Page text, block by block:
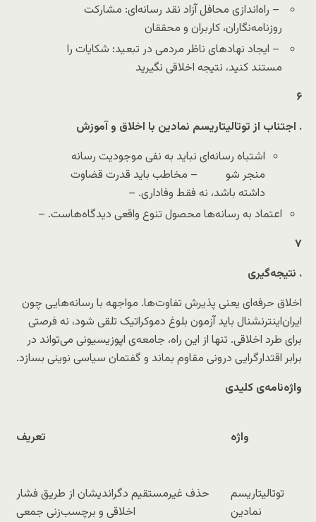
– راه‌اندازی محافل آزاد نقد رسانه‌ای: مشارکت
روزنامه‌نگاران، کاربران و محققان
– ایجاد نهادهای ناظر مردمی در تبعید: شکایات را
مستند کنید، نتیجه اخلاقی نگیرید
۶
. اجتناب از توتالیتاریسم نمادین با اخلاق و آموزش
اشتباه رسانه‌ای نباید به نفی موجودیت رسانه
منجر شو – مخاطب باید قدرت قضاوت
داشته باشد، نه فقط وفاداری. –
اعتماد به رسانه‌ها محصول تنوع واقعی دیدگاه‌هاست. –
۷
. نتیجه‌گیری
اخلاق حرفه‌ای یعنی پذیرش تفاوت‌ها. مواجهه با رسانه‌هایی چون
ایران‌اینترنشنال باید آزمون بلوغ دموکراتیک تلقی شود، نه فرصتی
برای طرد اخلاقی. تنها از این راه، جامعه‌ی اپوزیسیونی می‌تواند در
برابر اقتدارگرایی درونی مقاوم بماند و گفتمان سیاسی نوینی بسازد.
واژه‌نامه‌ی کلیدی
واژه تعریف
توتالیتاریسم
نمادین
حذف غیرمستقیم دگراندیشان از طریق فشار
اخلاقی و برچسب‌زنی جمعی